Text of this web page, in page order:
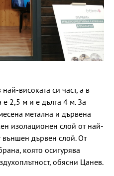
високата си част, а в
2,5 м и е дълга 4 м. За
метална и дървена
изолационен слой от най-
външен дървен слой. От
която осигурява
обясни Цанев.